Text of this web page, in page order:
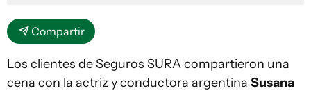
Compartir
Los clientes de Seguros SURA compartieron una
cena con la actriz y conductora argentina Susana